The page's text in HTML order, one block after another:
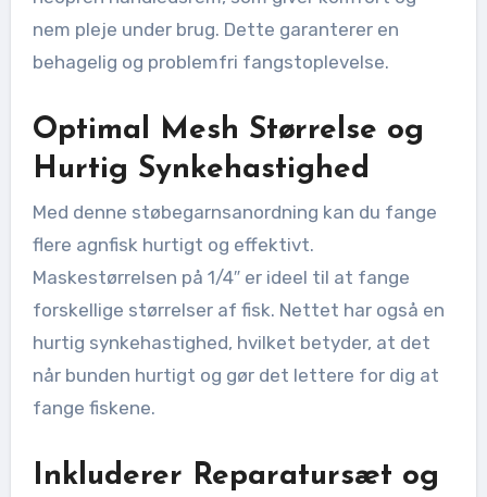
nem pleje under brug. Dette garanterer en
behagelig og problemfri fangstoplevelse.
Optimal Mesh Størrelse og
Hurtig Synkehastighed
Med denne støbegarnsanordning kan du fange
flere agnfisk hurtigt og effektivt.
Maskestørrelsen på 1/4″ er ideel til at fange
forskellige størrelser af fisk. Nettet har også en
hurtig synkehastighed, hvilket betyder, at det
når bunden hurtigt og gør det lettere for dig at
fange fiskene.
Inkluderer Reparatursæt og